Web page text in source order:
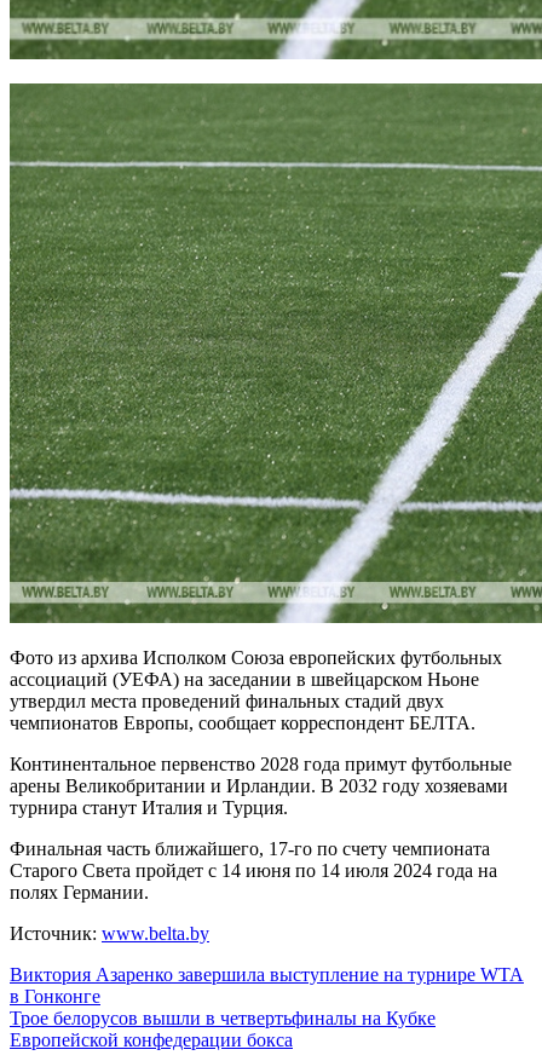
Фото из архива Исполком Союза европейских футбольных
ассоциаций (УЕФА) на заседании в швейцарском Ньоне
утвердил места проведений финальных стадий двух
чемпионатов Европы, сообщает корреспондент БЕЛТА.
Континентальное первенство 2028 года примут футбольные
арены Великобритании и Ирландии. В 2032 году хозяевами
турнира станут Италия и Турция.
Финальная часть ближайшего, 17-го по счету чемпионата
Старого Света пройдет с 14 июня по 14 июля 2024 года на
полях Германии.
Источник: www.belta.by
Навигация
по
записям
Виктория Азаренко завершила выступление на турнире WTA
в Гонконге
Трое белорусов вышли в четвертьфиналы на Кубке
Европейской конфедерации бокса